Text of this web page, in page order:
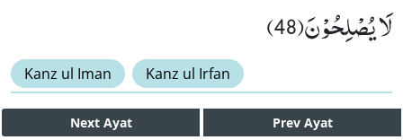
لَا یُصْلِحُوْنَ(48)
Kanz ul Iman Kanz ul Irfan
Next Ayat Prev Ayat